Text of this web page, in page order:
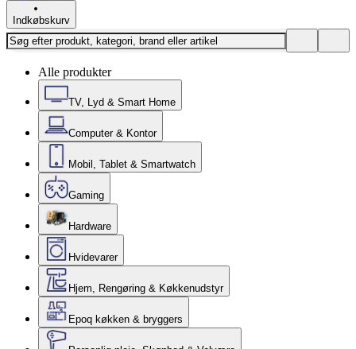
Indkøbskurv
Alle produkter
TV, Lyd & Smart Home
Computer & Kontor
Mobil, Tablet & Smartwatch
Gaming
Hardware
Hvidevarer
Hjem, Rengøring & Køkkenudstyr
Epoq køkken & bryggers